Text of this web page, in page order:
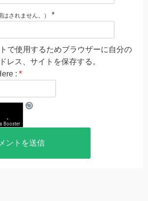
されません。） *
で使用するためブラウザーに自分の
レス、サイトを保存する。
: *